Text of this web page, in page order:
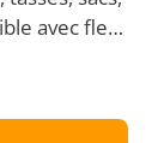
avec flex,